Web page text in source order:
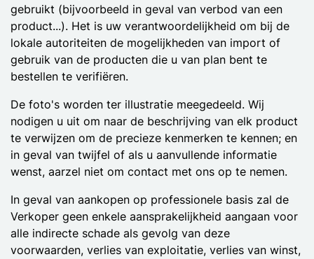
gebruikt (bijvoorbeeld in geval van verbod van een
product...). Het is uw verantwoordelijkheid om bij de
lokale autoriteiten de mogelijkheden van import of
gebruik van de producten die u van plan bent te
bestellen te verifiëren.
De foto's worden ter illustratie meegedeeld. Wij
nodigen u uit om naar de beschrijving van elk product
te verwijzen om de precieze kenmerken te kennen; en
in geval van twijfel of als u aanvullende informatie
wenst, aarzel niet om contact met ons op te nemen.
In geval van aankopen op professionele basis zal de
Verkoper geen enkele aansprakelijkheid aangaan voor
alle indirecte schade als gevolg van deze
voorwaarden, verlies van exploitatie, verlies van winst,